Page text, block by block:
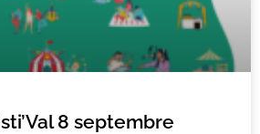
8 septembre